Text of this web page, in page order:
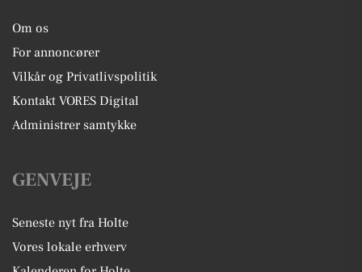
Om os
For annoncører
Vilkår og Privatlivspolitik
Kontakt VORES Digital
Administrer samtykke
GENVEJE
Seneste nyt fra Holte
Vores lokale erhverv